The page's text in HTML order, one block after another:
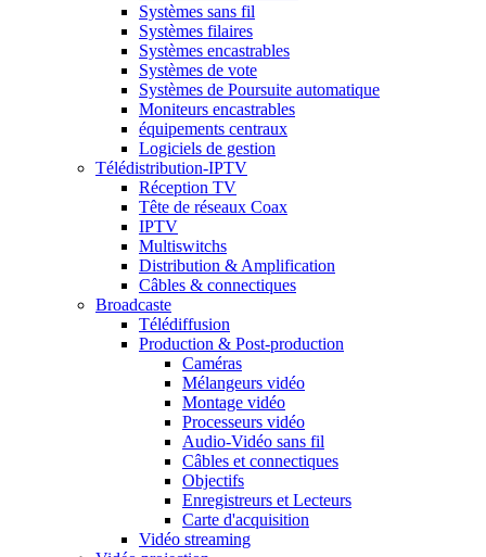
Systèmes sans fil
Systèmes filaires
Systèmes encastrables
Systèmes de vote
Systèmes de Poursuite automatique
Moniteurs encastrables
équipements centraux
Logiciels de gestion
Télédistribution-IPTV
Réception TV
Tête de réseaux Coax
IPTV
Multiswitchs
Distribution & Amplification
Câbles & connectiques
Broadcaste
Télédiffusion
Production & Post-production
Caméras
Mélangeurs vidéo
Montage vidéo
Processeurs vidéo
Audio-Vidéo sans fil
Câbles et connectiques
Objectifs
Enregistreurs et Lecteurs
Carte d'acquisition
Vidéo streaming